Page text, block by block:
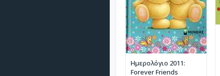
Ημερολόγιο 2011:
Forever Friends